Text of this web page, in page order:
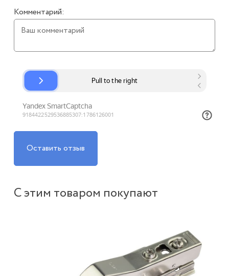
Комментарий:
Оставить отзыв
С этим товаром покупают